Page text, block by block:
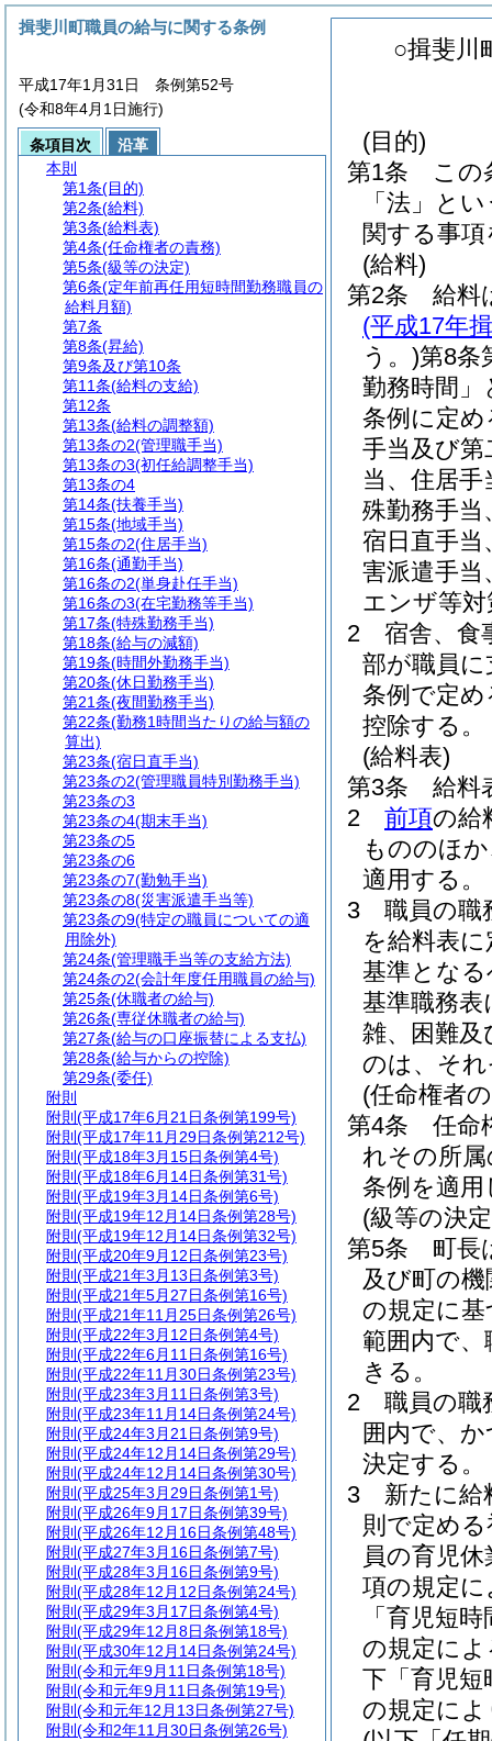
○揖斐川
(目的)
第1条
この
「法」と
関する事
(給料)
第2条
給料
(平成17年
う。)第8条
勤務時間」
条例に定め
手当及び第
当、住居
殊勤務手当
宿日直手当
害派遣手当
エンザ等
2
宿舎、食
部が職員
条例で定
控除する。
(給料表)
第3条
給料
2
前項の給
もののほ
適用する。
3
職員の職
を給料表
基準とな
基準職務
雑、困難
のは、そ
(任命権者
第4条
任命
れその所
条例を適
(級等の決
第5条
町長
及び町の
の規定に
範囲内で
きる。
2
職員の職
囲内で、
決定する。
3
新たに給
則で定め
員の育児
項の規定
「育児短
の規定に
下「育児短
の規定に
揖斐川町職員の給与に関する条例
平成17年1月31日 条例第52号
(令和8年4月1日施行)
条項目次
沿革
本則
第1条(目的)
第2条(給料)
第3条(給料表)
第4条(任命権者の責務)
第5条(級等の決定)
第6条(定年前再任用短時間勤務職員の
給料月額)
第7条
第8条(昇給)
第9条及び第10条
第11条(給料の支給)
第12条
第13条(給料の調整額)
第13条の2(管理職手当)
第13条の3(初任給調整手当)
第13条の4
第14条(扶養手当)
第15条(地域手当)
第15条の2(住居手当)
第16条(通勤手当)
第16条の2(単身赴任手当)
第16条の3(在宅勤務等手当)
第17条(特殊勤務手当)
第18条(給与の減額)
第19条(時間外勤務手当)
第20条(休日勤務手当)
第21条(夜間勤務手当)
第22条(勤務1時間当たりの給与額の
算出)
第23条(宿日直手当)
第23条の2(管理職員特別勤務手当)
第23条の3
第23条の4(期末手当)
第23条の5
第23条の6
第23条の7(勤勉手当)
第23条の8(災害派遣手当等)
第23条の9(特定の職員についての適
用除外)
第24条(管理職手当等の支給方法)
第24条の2(会計年度任用職員の給与)
第25条(休職者の給与)
第26条(専従休職者の給与)
第27条(給与の口座振替による支払)
第28条(給与からの控除)
第29条(委任)
附則
附則 (平成17年6月21日条例第199号)
附則 (平成17年11月29日条例第212号)
附則 (平成18年3月15日条例第4号)
附則 (平成18年6月14日条例第31号)
附則 (平成19年3月14日条例第6号)
附則 (平成19年12月14日条例第28号)
附則 (平成19年12月14日条例第32号)
附則 (平成20年9月12日条例第23号)
附則 (平成21年3月13日条例第3号)
附則 (平成21年5月27日条例第16号)
附則 (平成21年11月25日条例第26号)
附則 (平成22年3月12日条例第4号)
附則 (平成22年6月11日条例第16号)
附則 (平成22年11月30日条例第23号)
附則 (平成23年3月11日条例第3号)
附則 (平成23年11月14日条例第24号)
附則 (平成24年3月21日条例第9号)
附則 (平成24年12月14日条例第29号)
附則 (平成24年12月14日条例第30号)
附則 (平成25年3月29日条例第1号)
附則 (平成26年9月17日条例第39号)
附則 (平成26年12月16日条例第48号)
附則 (平成27年3月16日条例第7号)
附則 (平成28年3月16日条例第9号)
附則 (平成28年12月12日条例第24号)
附則 (平成29年3月17日条例第4号)
附則 (平成29年12月8日条例第18号)
附則 (平成30年12月14日条例第24号)
附則 (令和元年9月11日条例第18号)
附則 (令和元年9月11日条例第19号)
附則 (令和元年12月13日条例第27号)
附則 (令和2年11月30日条例第26号)